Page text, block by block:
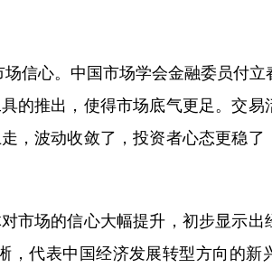
信心。中国市场学会金融委员付立
的推出，使得市场底气更足。交易
，波动收敛了，投资者心态更稳了
场的信心大幅提升，初步显示出
代表中国经济发展转型方向的新